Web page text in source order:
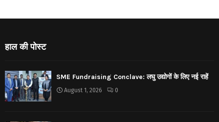
हाल की पोस्ट
SME Fundraising Conclave: लघु उद्योगों के लिए नई राहें
August 1, 2026 0